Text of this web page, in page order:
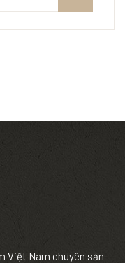
Việt Nam chuyên sản